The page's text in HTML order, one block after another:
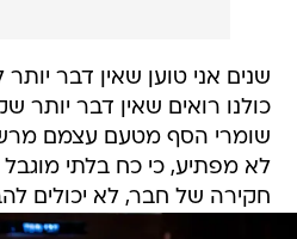
שנים אני טוען שאין דבר
כולנו רואים שאין דבר יותר
שומרי הסף מטעם עצמם
לא מפתיע, כי כח בלתי
חקירה של חבר, לא יכולים